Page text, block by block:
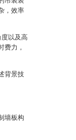
，效率
以及高
费力，
背景技
墙板构